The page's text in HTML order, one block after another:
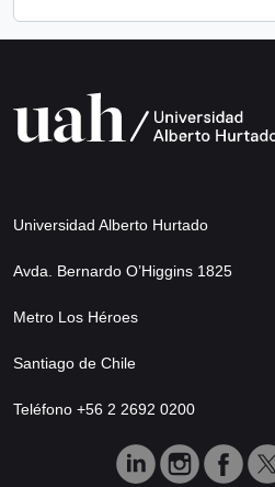
Universidad Alberto Hurtado
Avda. Bernardo O’Higgins 1825
Metro Los Héroes
Santiago de Chile
Teléfono +56 2 2692 0200